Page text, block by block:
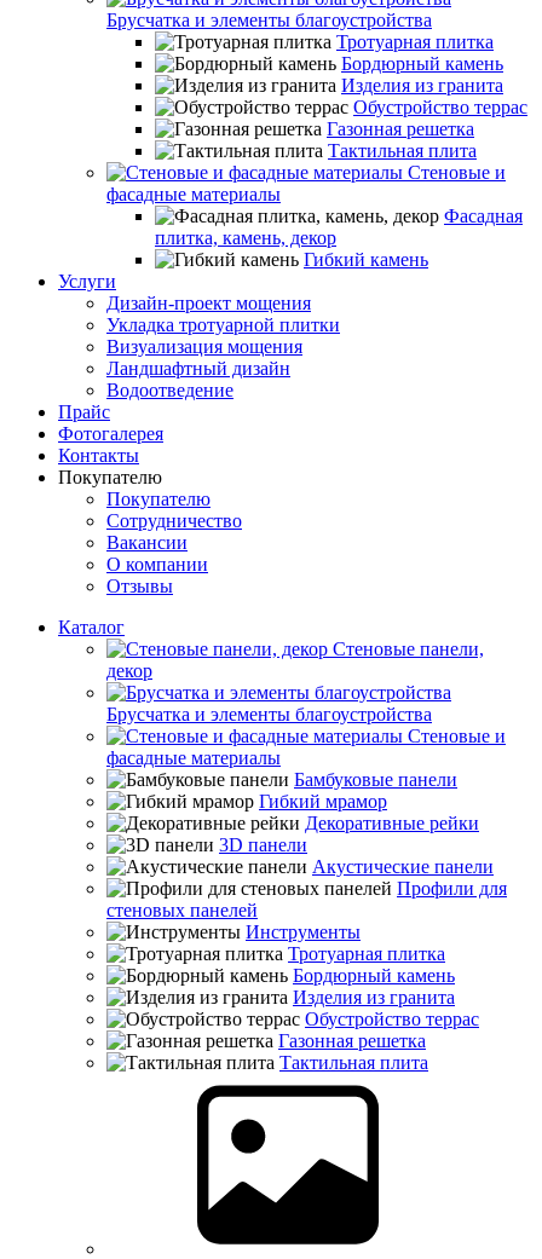
Брусчатка и элементы благоустройства
Тротуарная плитка
Бордюрный камень
Изделия из гранита
Обустройство террас
Газонная решетка
Тактильная плита
Стеновые и
фасадные материалы
Фасадная
плитка, камень, декор
Гибкий камень
Услуги
Дизайн-проект мощения
Укладка тротуарной плитки
Визуализация мощения
Ландшафтный дизайн
Водоотведение
Прайс
Фотогалерея
Контакты
Покупателю
Покупателю
Сотрудничество
Вакансии
О компании
Отзывы
Каталог
Стеновые панели,
декор
Брусчатка и элементы благоустройства
Стеновые и
фасадные материалы
Бамбуковые панели
Гибкий мрамор
Декоративные рейки
3D панели
Акустические панели
Профили для
стеновых панелей
Инструменты
Тротуарная плитка
Бордюрный камень
Изделия из гранита
Обустройство террас
Газонная решетка
Тактильная плита